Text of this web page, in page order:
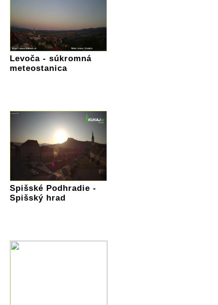
Levoča - súkromná
meteostanica
Spišské Podhradie -
Spišský hrad